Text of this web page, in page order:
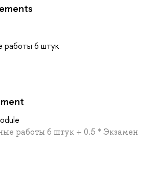
работы 6 штук
работы 6 штук + 0.5 * Экзамен